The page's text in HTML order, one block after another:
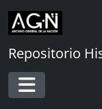
Skip to main content
Repositorio
Toggle